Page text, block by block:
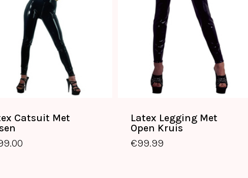
Catsuit Met
Latex Legging Met
Open Kruis
€99.99